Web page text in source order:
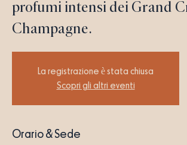
profumi intensi dei Grand
Champagne.
La registrazione è stata chiusa
Scopri gli altri eventi
Orario & Sede